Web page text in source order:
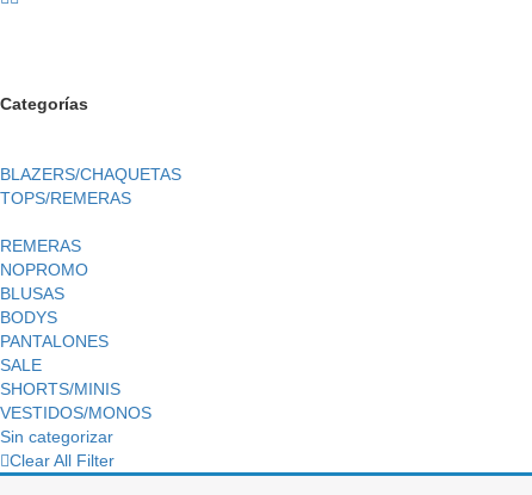
Categorías
BLAZERS/CHAQUETAS
TOPS/REMERAS
REMERAS
NOPROMO
BLUSAS
BODYS
PANTALONES
SALE
SHORTS/MINIS
VESTIDOS/MONOS
Sin categorizar
Clear All Filter